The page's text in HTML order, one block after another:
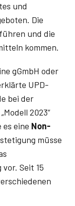
und
Die
und die
kommen.
gGmbH oder
UPD-
bei der
2023“
es eine Non-
müsse
Seit 15